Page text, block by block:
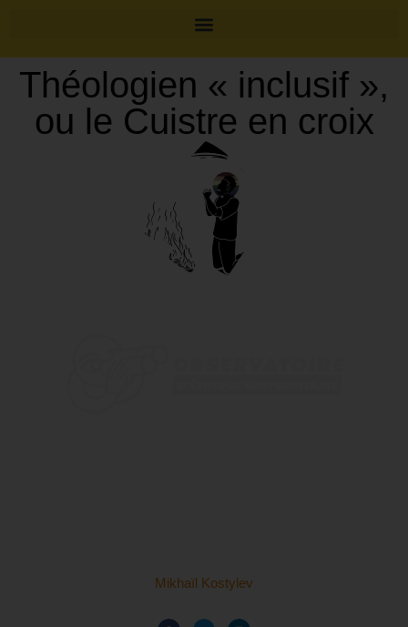
Théologien « inclusif »,
ou le Cuistre en croix
Mikhaïl Kostylev